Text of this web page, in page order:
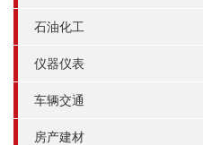
石油化工
仪器仪表
车辆交通
房产建材